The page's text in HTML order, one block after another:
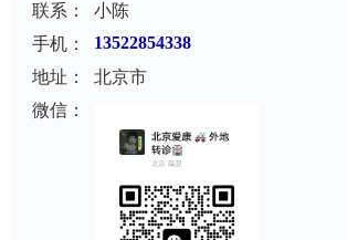
联系：
小陈
手机：
13522854338
地址：
北京市
微信：